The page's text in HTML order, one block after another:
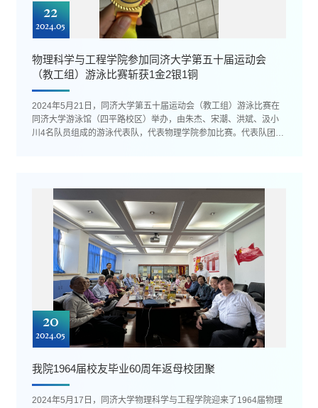
22
2024.05
物理科学与工程学院参加同济大学第五十届运动会
（教工组）游泳比赛斩获1金2银1铜
2024年5月21日，同济大学第五十届运动会（教工组）游泳比赛在
同济大学游泳馆（四平路校区）举办，由朱杰、宋潮、洪斌、汲小
川4名队员组成的游泳代表队，代表物理学院参加比赛。代表队团结
20
2024.05
我院1964届校友毕业60周年返母校团聚
2024年5月17日，同济大学物理科学与工程学院迎来了1964届物理